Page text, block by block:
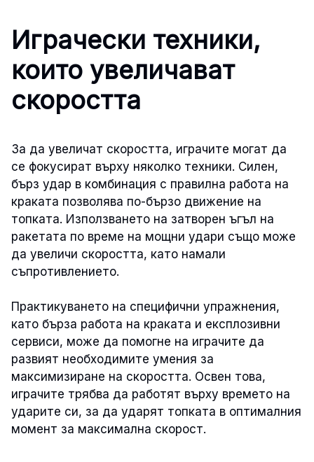
Играчески техники,
които увеличават
скоростта
За да увеличат скоростта, играчите могат да
се фокусират върху няколко техники. Силен,
бърз удар в комбинация с правилна работа на
краката позволява по-бързо движение на
топката. Използването на затворен ъгъл на
ракетата по време на мощни удари също може
да увеличи скоростта, като намали
съпротивлението.
Практикуването на специфични упражнения,
като бърза работа на краката и експлозивни
сервиси, може да помогне на играчите да
развият необходимите умения за
максимизиране на скоростта. Освен това,
играчите трябва да работят върху времето на
ударите си, за да ударят топката в оптималния
момент за максимална скорост.